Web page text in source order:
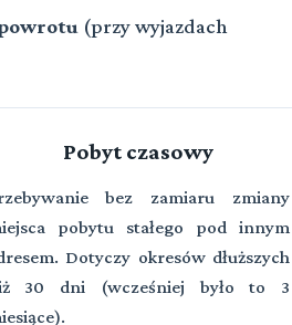
(przy wyjazdach
Pobyt czasowy
bez zamiaru zmiany
pobytu stałego pod innym
Dotyczy okresów dłuższych
30 dni (wcześniej było to 3